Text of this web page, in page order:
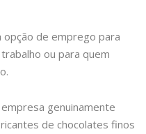
opção de emprego para
ou para quem
genuinamente
de chocolates finos